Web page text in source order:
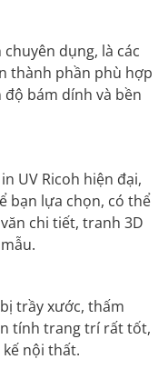
dụng, là các
thành phần phù hợp
bám dính và bền
UV Ricoh hiện đại,
bạn lựa chọn, có thể
chi tiết, tranh 3D
trầy xước, thấm
tính trang trí rất tốt,
nội thất.